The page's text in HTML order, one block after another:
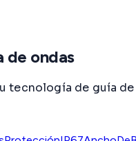
de ondas
tecnología de guía